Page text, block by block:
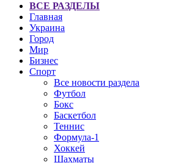
ВСЕ РАЗДЕЛЫ
Главная
Украина
Город
Мир
Бизнес
Спорт
Все новости раздела
Футбол
Бокс
Баскетбол
Теннис
Формула-1
Хоккей
Шахматы